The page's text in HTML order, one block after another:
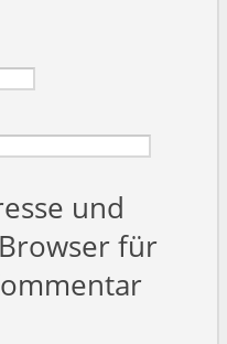
und
für